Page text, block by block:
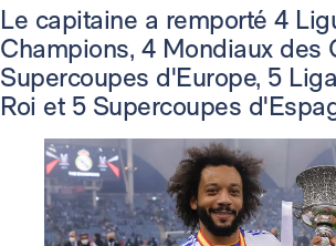
Le capitaine a remporté 4
Champions, 4 Mondiaux des
Supercoupes d'Europe, 5
Roi et 5 Supercoupes